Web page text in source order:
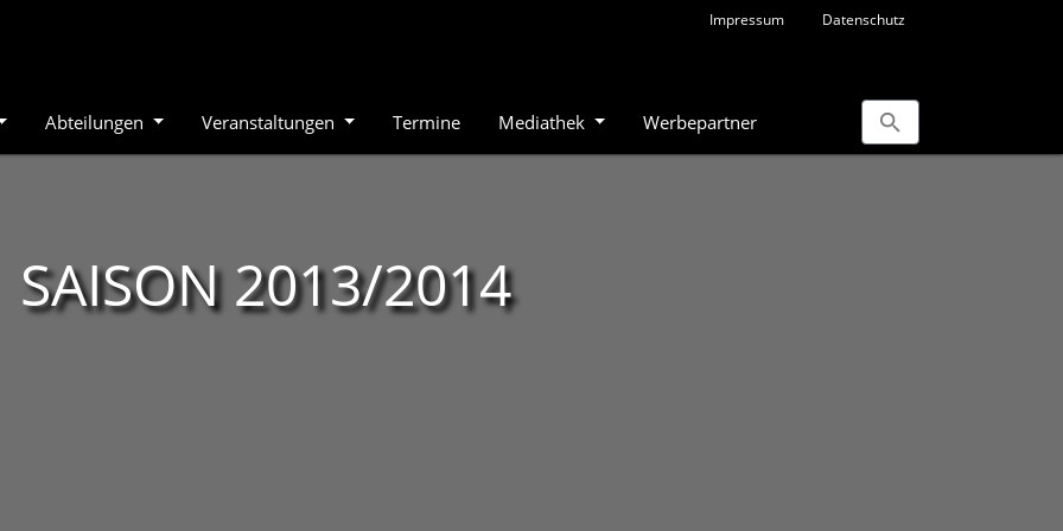
Impressum Datenschutz
Abteilungen Veranstaltungen Termine Mediathek Werbepartner
SAISON 2013/2014